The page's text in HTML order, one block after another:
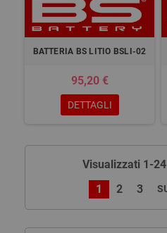
BATTERIA BS LITIO BSLI-02
95,20 €
DETTAGLI
Visualizzati 1-
1
2 3